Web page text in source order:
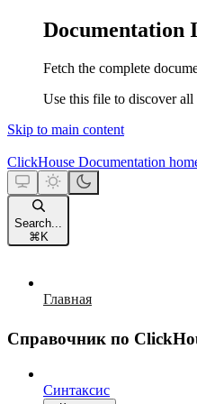
Documentation
Fetch the complete
Use this file to discover
Skip to main content
ClickHouse Documentation
Search...
⌘ K
Главная
Справочник по
Синтаксис